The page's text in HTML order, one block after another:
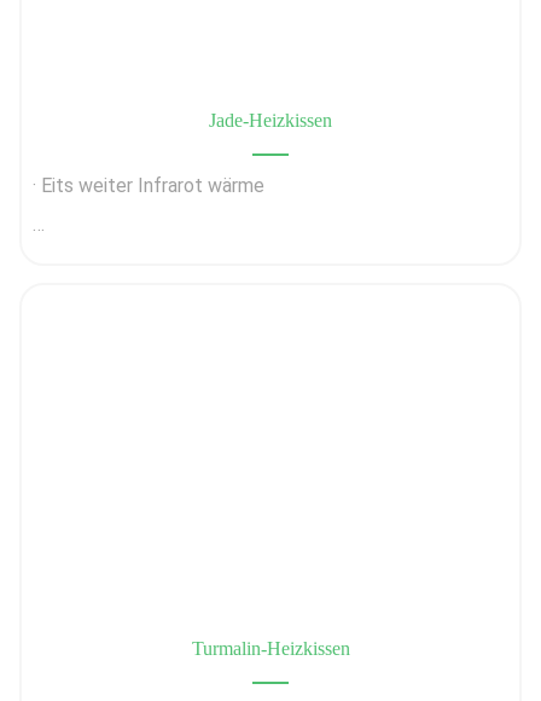
Jade-Heizkissen
· Eits weiter Infrarot wärme
· Reduziert Blutergüsse, Schmerzen und Schwellungen
Turmalin-Heizkissen